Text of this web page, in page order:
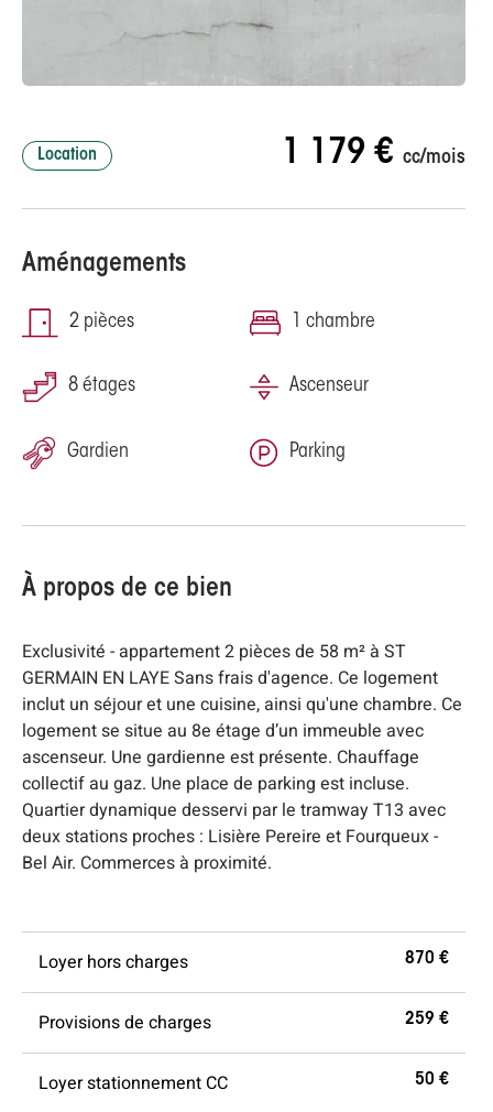
Location 1 179 €cc/mois
Aménagements
2 pièces 1 chambre
8 étages Ascenseur
Gardien Parking
À propos de ce bien
Exclusivité - appartement 2 pièces de 58 m² à ST
GERMAIN EN LAYE Sans frais d'agence. Ce logement
inclut un séjour et une cuisine, ainsi qu'une chambre. Ce
logement se situe au 8e étage d’un immeuble avec
ascenseur. Une gardienne est présente. Chauffage
collectif au gaz. Une place de parking est incluse.
Quartier dynamique desservi par le tramway T13 avec
deux stations proches : Lisière Pereire et Fourqueux -
Bel Air. Commerces à proximité.
Loyer hors charges 870 €
Provisions de charges 259 €
Loyer stationnement CC 50 €